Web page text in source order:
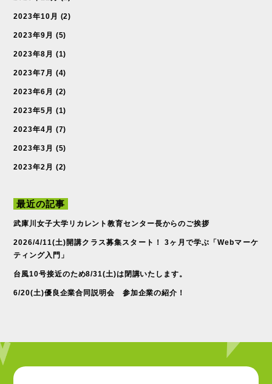
2023年10月 (2)
2023年9月 (5)
2023年8月 (1)
2023年7月 (4)
2023年6月 (2)
2023年5月 (1)
2023年4月 (7)
2023年3月 (5)
2023年2月 (2)
最近の記事
武庫川女子大学リカレント教育センター長からのご挨拶
2026/4/11(土)開講クラス募集スタート！ 3ヶ月で学ぶ「Webマーケ
ティング入門」
台風10号接近のため8/31(土)は閉講いたします。
6/20(土)優良企業合同説明会 参加企業の紹介！